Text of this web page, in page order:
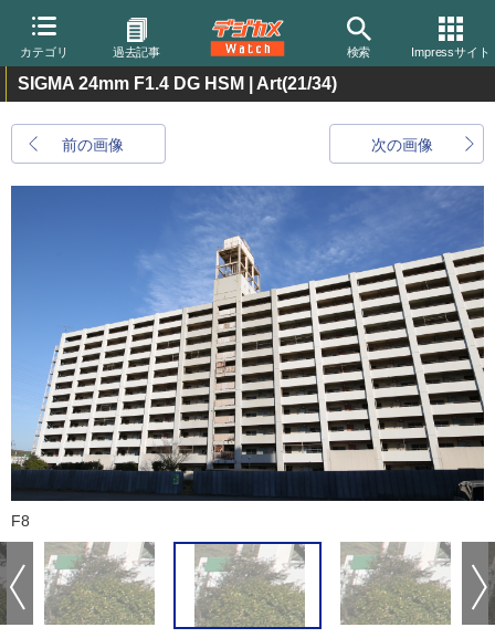
カテゴリ 過去記事 検索 Impressサイト
SIGMA 24mm F1.4 DG HSM | Art(21/34)
前の画像 次の画像
F8